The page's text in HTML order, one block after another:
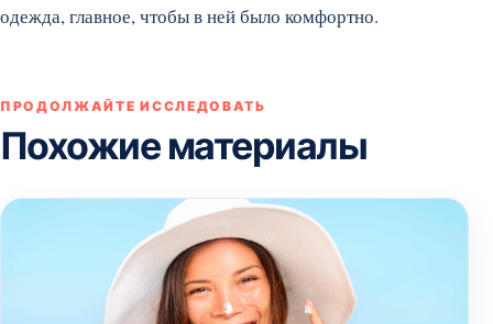
одежда, главное, чтобы в ней было комфортно.
ПРОДОЛЖАЙТЕ ИССЛЕДОВАТЬ
Похожие материалы